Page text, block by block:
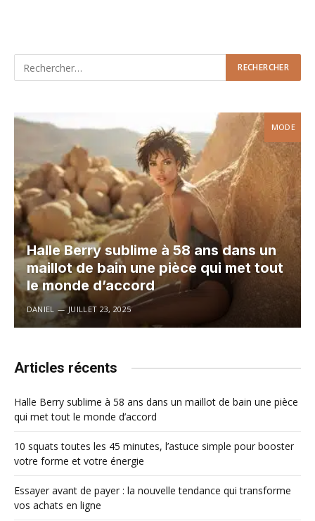
MODE
Halle Berry sublime à 58 ans dans un
maillot de bain une pièce qui met tout
le monde d’accord
DANIEL JUILLET 23, 2025
Articles récents
Halle Berry sublime à 58 ans dans un maillot de bain une pièce
qui met tout le monde d’accord
10 squats toutes les 45 minutes, l’astuce simple pour booster
votre forme et votre énergie
Essayer avant de payer : la nouvelle tendance qui transforme
vos achats en ligne